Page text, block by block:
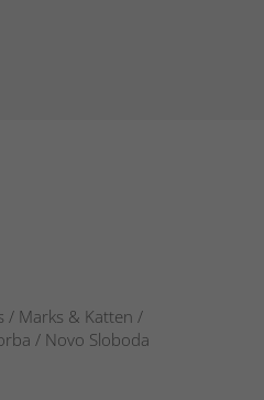
/ Marks & Katten /
/ Novo Sloboda